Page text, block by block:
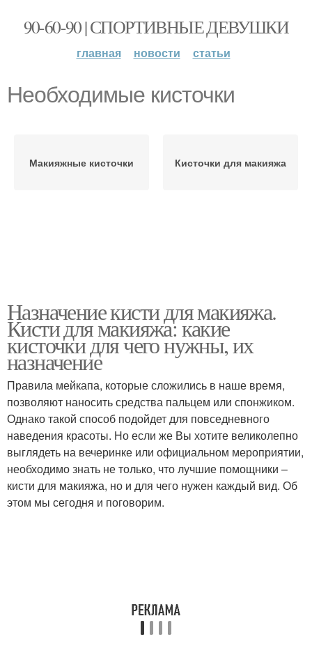
90-60-90 | СПОРТИВНЫЕ ДЕВУШКИ
главная новости статьи
Необходимые кисточки
Макияжные кисточки Кисточки для макияжа
Назначение кисти для макияжа.
Кисти для макияжа: какие
кисточки для чего нужны, их
назначение
Правила мейкапа, которые сложились в наше время,
позволяют наносить средства пальцем или спонжиком.
Однако такой способ подойдет для повседневного
наведения красоты. Но если же Вы хотите великолепно
выглядеть на вечеринке или официальном мероприятии,
необходимо знать не только, что лучшие помощники –
кисти для макияжа, но и для чего нужен каждый вид. Об
этом мы сегодня и поговорим.